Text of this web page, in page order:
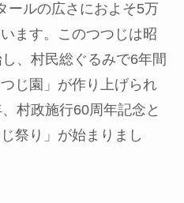
ールの広さにおよそ5万
ます。このつつじは昭
、村民総ぐるみで6年間
じ園」が作り上げられ
村政施行60周年記念と
祭り」が始まりまし